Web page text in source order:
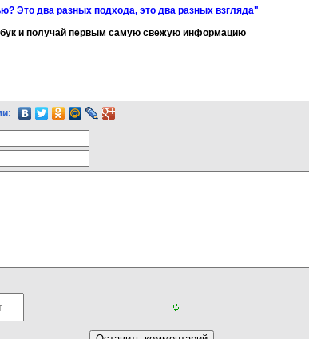
Это два разных подхода, это два разных взгляда"
и получай первым самую свежую информацию